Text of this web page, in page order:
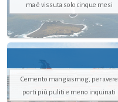
ma è vissuta solo cinque mesi
Cemento mangiasmog, per avere
porti più puliti e meno inquinati